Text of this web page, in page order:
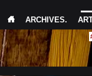
ARCHIVES.